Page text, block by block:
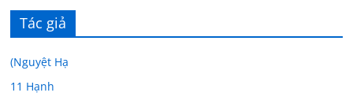
Tác giả
(Nguyệt Hạ
11 Hạnh